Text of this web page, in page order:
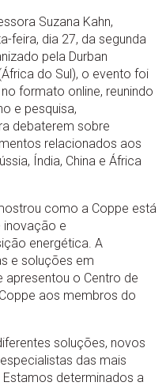
Suzana Kahn,
feira, dia 27, da segunda
pela Durban
do Sul), o evento foi
formato online, reunindo
e pesquisa,
debaterem sobre
relacionados aos
Índia, China e África
como a Coppe está
inovação e
energética. A
e soluções em
apresentou o Centro de
aos membros do
soluções, novos
das mais
Estamos determinados a